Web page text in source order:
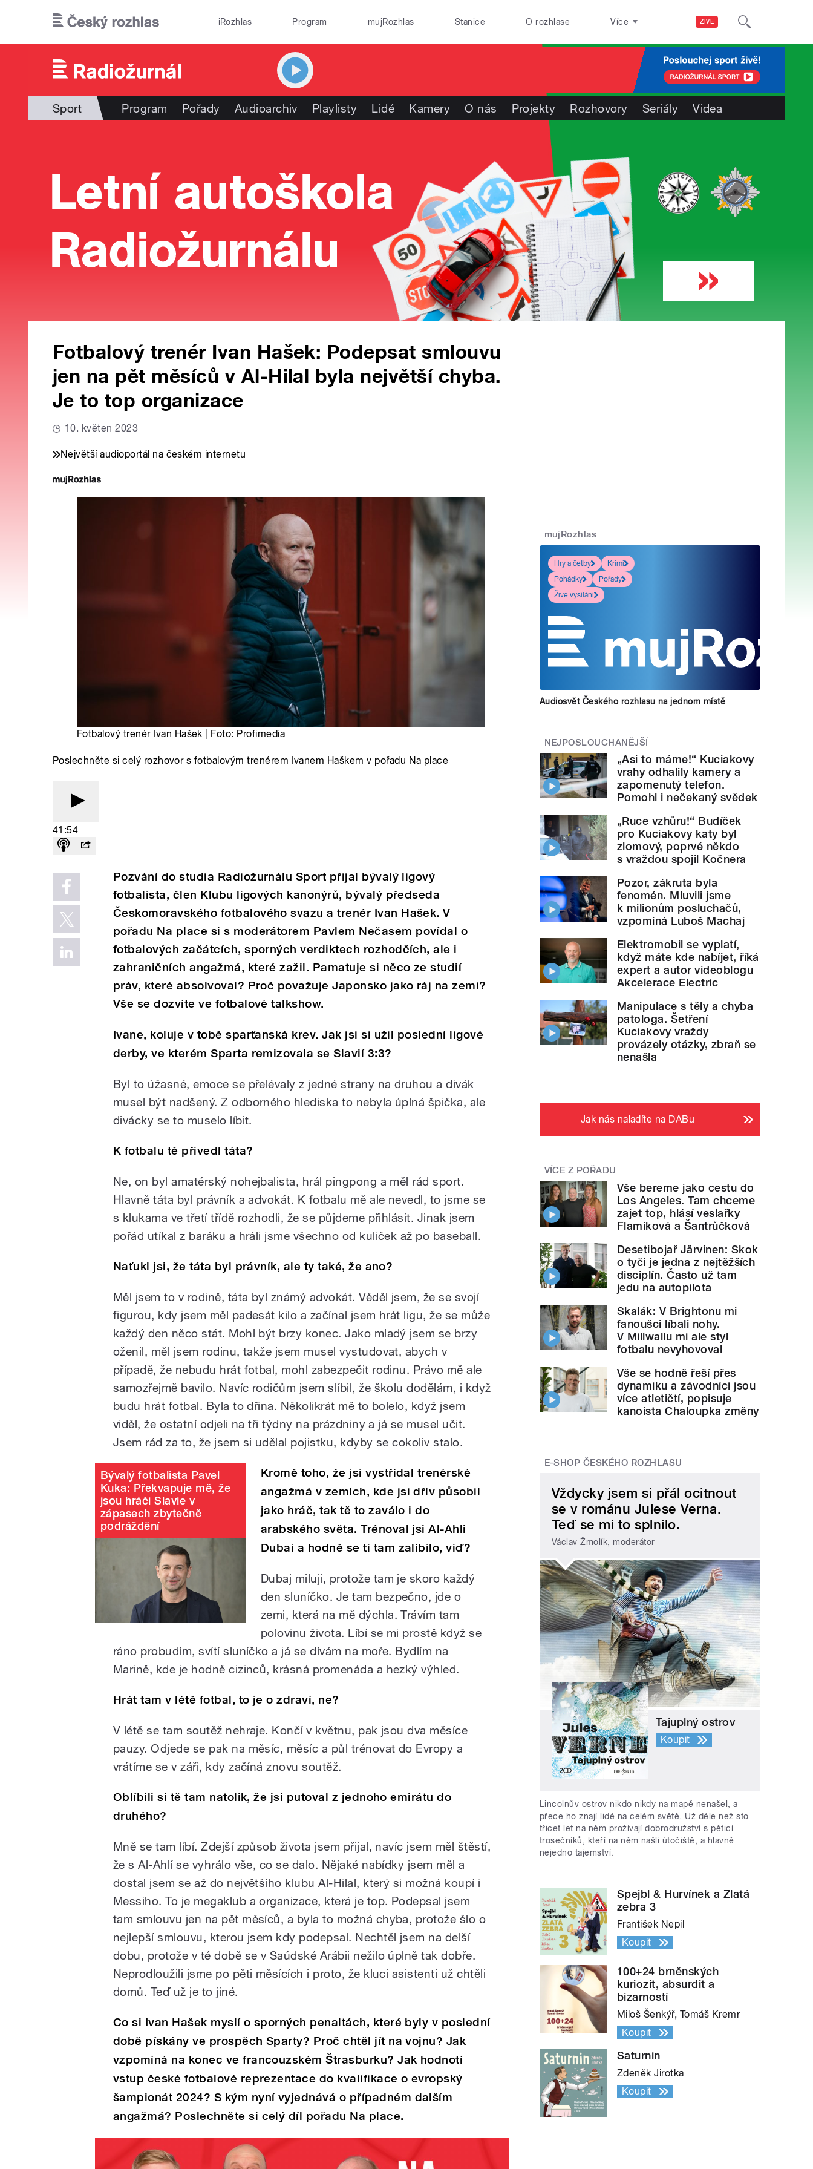
ŽIVĚ
iRozhlas Program mujRozhlas Stanice O rozhlase Více
Sport Program Pořady Audioarchiv Playlisty Lidé Kamery O nás Projekty Rozhovory Seriály Videa
Fotbalový trenér Ivan Hašek: Podepsat smlouvu
jen na pět měsíců v Al-Hilal byla největší chyba.
Je to top organizace
10. květen 2023
Největší audioportál na českém internetu
Fotbalový trenér Ivan Hašek | Foto: Profimedia
Poslechněte si celý rozhovor s fotbalovým trenérem Ivanem Haškem v pořadu Na place
41:54
Pozvání do studia Radiožurnálu Sport přijal bývalý ligový
fotbalista, člen Klubu ligových kanonýrů, bývalý předseda
Českomoravského fotbalového svazu a trenér Ivan Hašek. V
pořadu Na place si s moderátorem Pavlem Nečasem povídal o
fotbalových začátcích, sporných verdiktech rozhodčích, ale i
zahraničních angažmá, které zažil. Pamatuje si něco ze studií
práv, které absolvoval? Proč považuje Japonsko jako ráj na zemi?
Vše se dozvíte ve fotbalové talkshow.
Ivane, koluje v tobě sparťanská krev. Jak jsi si užil poslední ligové
derby, ve kterém Sparta remizovala se Slavií 3:3?
Byl to úžasné, emoce se přelévaly z jedné strany na druhou a divák
musel být nadšený. Z odborného hlediska to nebyla úplná špička, ale
divácky se to muselo líbit.
K fotbalu tě přivedl táta?
Ne, on byl amatérský nohejbalista, hrál pingpong a měl rád sport.
Hlavně táta byl právník a advokát. K fotbalu mě ale nevedl, to jsme se
s klukama ve třetí třídě rozhodli, že se půjdeme přihlásit. Jinak jsem
pořád utíkal z baráku a hráli jsme všechno od kuliček až po baseball.
Naťukl jsi, že táta byl právník, ale ty také, že ano?
Měl jsem to v rodině, táta byl známý advokát. Věděl jsem, že se svojí
figurou, kdy jsem měl padesát kilo a začínal jsem hrát ligu, že se může
každý den něco stát. Mohl být brzy konec. Jako mladý jsem se brzy
oženil, měl jsem rodinu, takže jsem musel vystudovat, abych v
případě, že nebudu hrát fotbal, mohl zabezpečit rodinu. Právo mě ale
samozřejmě bavilo. Navíc rodičům jsem slíbil, že školu dodělám, i když
budu hrát fotbal. Byla to dřina. Několikrát mě to bolelo, když jsem
viděl, že ostatní odjeli na tři týdny na prázdniny a já se musel učit.
Jsem rád za to, že jsem si udělal pojistku, kdyby se cokoliv stalo.
Bývalý fotbalista Pavel
Kuka: Překvapuje mě, že
jsou hráči Slavie v
zápasech zbytečně
podráždění
Kromě toho, že jsi vystřídal trenérské
angažmá v zemích, kde jsi dřív působil
jako hráč, tak tě to zaválo i do
arabského světa. Trénoval jsi Al-Ahli
Dubai a hodně se ti tam zalíbilo, viď?
Dubaj miluji, protože tam je skoro každý
den sluníčko. Je tam bezpečno, jde o
zemi, která na mě dýchla. Trávím tam
polovinu života. Líbí se mi prostě když se
ráno probudím, svítí sluníčko a já se dívám na moře. Bydlím na
Marině, kde je hodně cizinců, krásná promenáda a hezký výhled.
Hrát tam v létě fotbal, to je o zdraví, ne?
V létě se tam soutěž nehraje. Končí v květnu, pak jsou dva měsíce
pauzy. Odjede se pak na měsíc, měsíc a půl trénovat do Evropy a
vrátíme se v záři, kdy začíná znovu soutěž.
Oblíbili si tě tam natolik, že jsi putoval z jednoho emirátu do
druhého?
Mně se tam líbí. Zdejší způsob života jsem přijal, navíc jsem měl štěstí,
že s Al-Ahlí se vyhrálo vše, co se dalo. Nějaké nabídky jsem měl a
dostal jsem se až do největšího klubu Al-Hilal, který si možná koupí i
Messiho. To je megaklub a organizace, která je top. Podepsal jsem
tam smlouvu jen na pět měsíců, a byla to možná chyba, protože šlo o
nejlepší smlouvu, kterou jsem kdy podepsal. Nechtěl jsem na delší
dobu, protože v té době se v Saúdské Arábii nežilo úplně tak dobře.
Neprodloužili jsme po pěti měsících i proto, že kluci asistenti už chtěli
domů. Teď už je to jiné.
Co si Ivan Hašek myslí o sporných penaltách, které byly v poslední
době pískány ve prospěch Sparty? Proč chtěl jít na vojnu? Jak
vzpomíná na konec ve francouzském Štrasburku? Jak hodnotí
vstup české fotbalové reprezentace do kvalifikace o evropský
šampionát 2024? S kým nyní vyjednává o případném dalším
angažmá? Poslechněte si celý díl pořadu Na place.
mujRozhlas
Hry a četby
Krimi
Pohádky
Pořady
Živé vysílání
Audiosvět Českého rozhlasu na jednom místě
NEJPOSLOUCHANĚJŠÍ
„Asi to máme!“ Kuciakovy
vrahy odhalily kamery a
zapomenutý telefon.
Pomohl i nečekaný svědek
„Ruce vzhůru!“ Budíček
pro Kuciakovy katy byl
zlomový, poprvé někdo
s vraždou spojil Kočnera
Pozor, zákruta byla
fenomén. Mluvili jsme
k milionům posluchačů,
vzpomíná Luboš Machaj
Elektromobil se vyplatí,
když máte kde nabíjet, říká
expert a autor videoblogu
Akcelerace Electric
Manipulace s těly a chyba
patologa. Šetření
Kuciakovy vraždy
provázely otázky, zbraň se
nenašla
Jak nás naladíte na DABu
VÍCE Z POŘADU
Vše bereme jako cestu do
Los Angeles. Tam chceme
zajet top, hlásí veslařky
Flamíková a Šantrůčková
Desetibojař Järvinen: Skok
o tyči je jedna z nejtěžších
disciplín. Často už tam
jedu na autopilota
Skalák: V Brightonu mi
fanoušci líbali nohy.
V Millwallu mi ale styl
fotbalu nevyhovoval
Vše se hodně řeší přes
dynamiku a závodníci jsou
více atletičtí, popisuje
kanoista Chaloupka změny
E-SHOP ČESKÉHO ROZHLASU
Vždycky jsem si přál ocitnout
se v románu Julese Verna.
Teď se mi to splnilo.
Václav Žmolík, moderátor
Tajuplný ostrov
Koupit
Lincolnův ostrov nikdo nikdy na mapě nenašel, a
přece ho znají lidé na celém světě. Už déle než sto
třicet let na něm prožívají dobrodružství s pěticí
trosečníků, kteří na něm našli útočiště, a hlavně
nejedno tajemství.
Spejbl & Hurvínek a Zlatá
zebra 3
František Nepil
Koupit
100+24 brněnských
kuriozit, absurdit a
bizarností
Miloš Šenkýř, Tomáš Kremr
Koupit
Saturnin
Zdeněk Jirotka
Koupit